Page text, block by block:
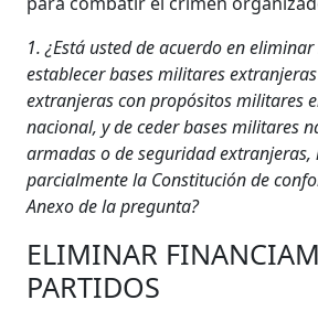
1. ¿Está usted de acuerdo en
establecer bases militares
extranjeras con propósitos militares
nacional, y de ceder bases militares
armadas o de seguridad
parcialmente la Constitución de
Anexo de la pregunta?
ELIMINAR
PARTIDOS